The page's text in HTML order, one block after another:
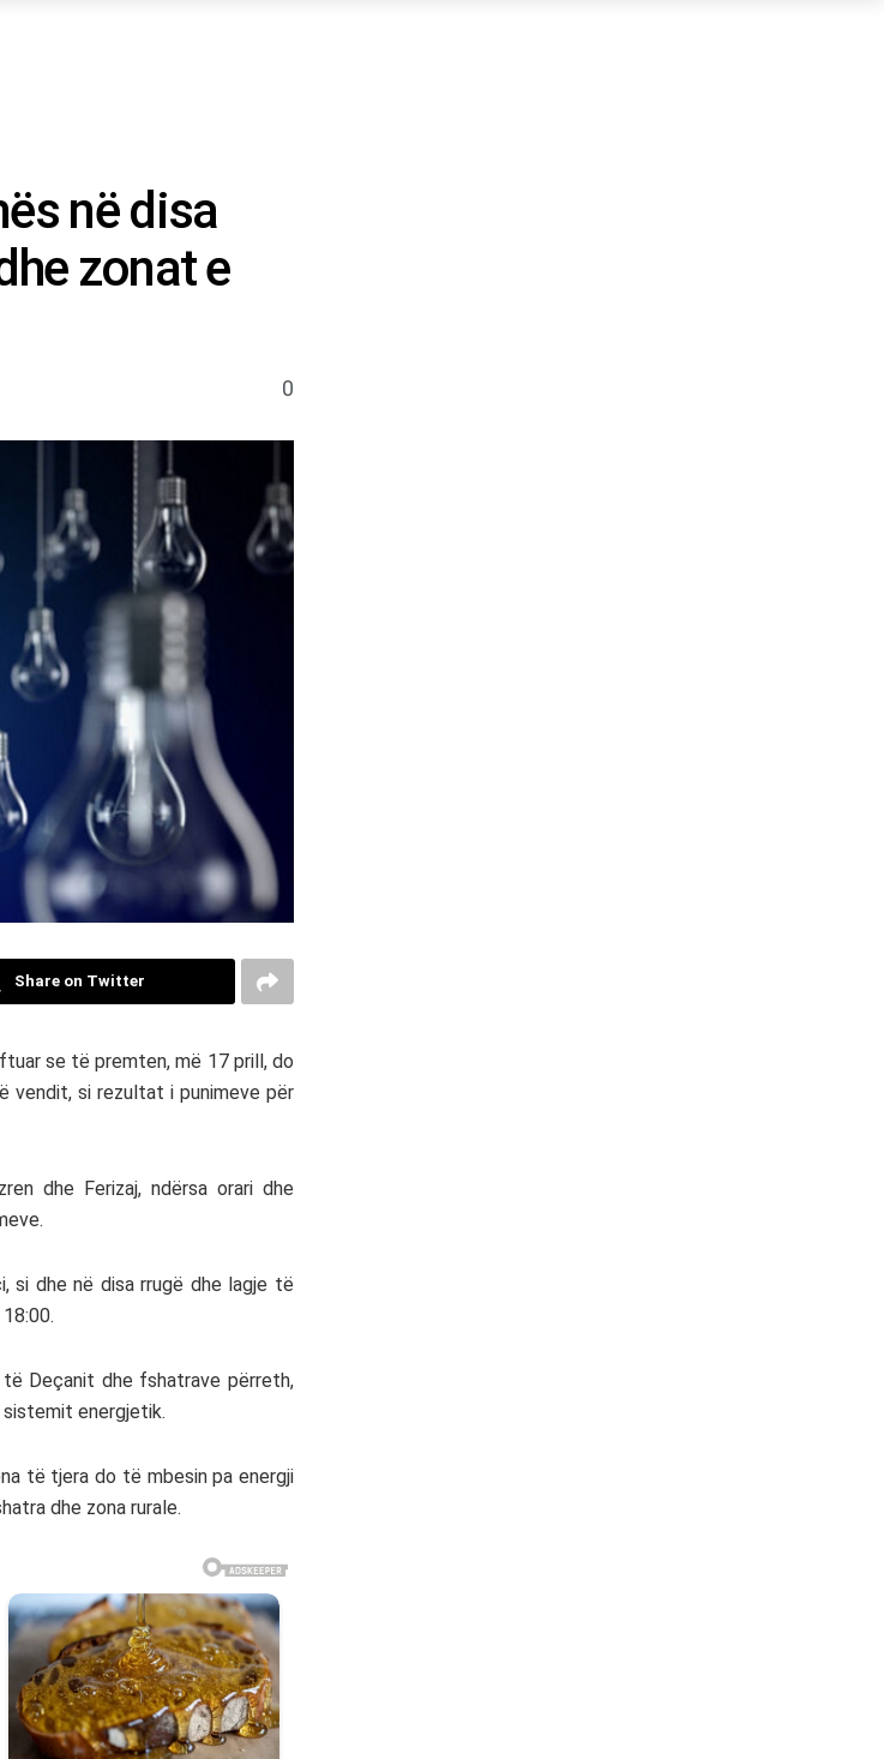
në disa
zonat e
0
Share on Twitter
se të premten, më 17 prill, do
vendit, si rezultat i punimeve për
dhe Ferizaj, ndërsa orari dhe
si dhe në disa rrugë dhe lagje të
Deçanit dhe fshatrave përreth,
energjetik.
të tjera do të mbesin pa energji
dhe zona rurale.